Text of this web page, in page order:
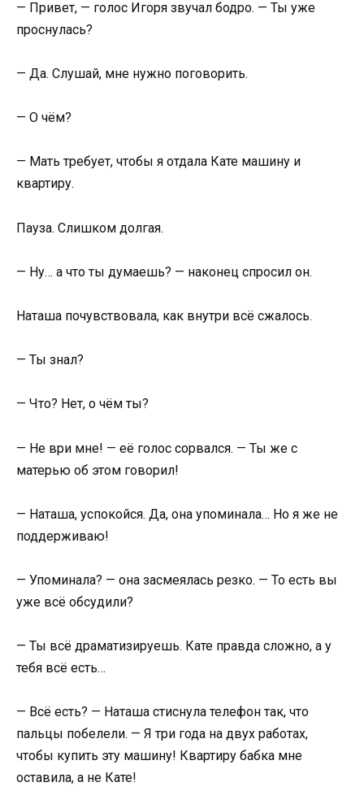
— Привет, — голос Игоря звучал бодро. — Ты уже
проснулась?
— Да. Слушай, мне нужно поговорить.
— О чём?
— Мать требует, чтобы я отдала Кате машину и
квартиру.
Пауза. Слишком долгая.
— Ну… а что ты думаешь? — наконец спросил он.
Наташа почувствовала, как внутри всё сжалось.
— Ты знал?
— Что? Нет, о чём ты?
— Не ври мне! — её голос сорвался. — Ты же с
матерью об этом говорил!
— Наташа, успокойся. Да, она упоминала… Но я же не
поддерживаю!
— Упоминала? — она засмеялась резко. — То есть вы
уже всё обсудили?
— Ты всё драматизируешь. Кате правда сложно, а у
тебя всё есть…
— Всё есть? — Наташа стиснула телефон так, что
пальцы побелели. — Я три года на двух работах,
чтобы купить эту машину! Квартиру бабка мне
оставила, а не Кате!